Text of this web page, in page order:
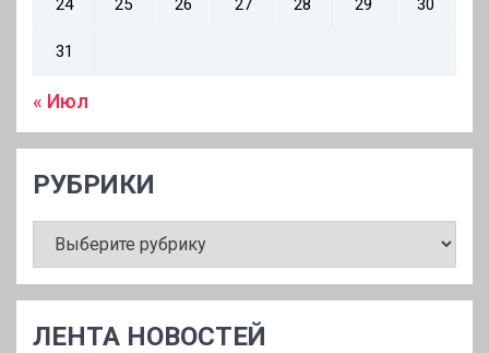
24 25 26 27 28 29 30
31
« Июл
РУБРИКИ
ЛЕНТА НОВОСТЕЙ